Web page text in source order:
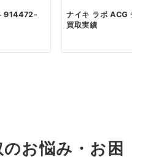
914472-
ナイキ ラボ ACG デ
買取実績
お悩み・お困